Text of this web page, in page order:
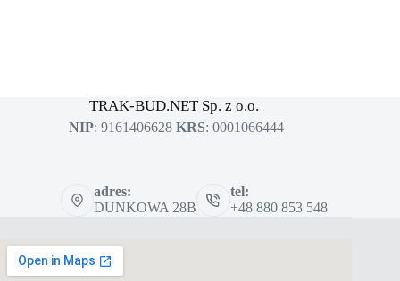
TRAK-BUD.NET Sp. z o.o.
NIP: 9161406628 KRS: 0001066444
adres:
DUNKOWA 28B
tel:
+48 880 853 548